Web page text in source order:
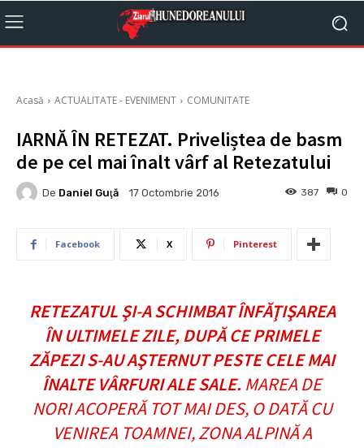
Acasă ACTUALITATE - EVENIMENT COMUNITATE
IARNĂ ÎN RETEZAT. Priveliștea de basm
de pe cel mai înalt vârf al Retezatului
De Daniel Guţă 17 Octombrie 2016 0
387
Facebook X Pinterest
RETEZATUL ŞI-A SCHIMBAT ÎNFĂŢIŞAREA
ÎN ULTIMELE ZILE, DUPĂ CE PRIMELE
ZĂPEZI S-AU AŞTERNUT PESTE CELE MAI
ÎNALTE VÂRFURI ALE SALE. MAREA DE
NORI ACOPERĂ TOT MAI DES, O DATĂ CU
VENIREA TOAMNEI, ZONA ALPINĂ A